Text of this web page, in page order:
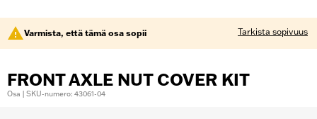
Varmista, että tämä osa sopii Tarkista sopivuus
FRONT AXLE NUT COVER KIT
Osa | SKU-numero: 43061-04